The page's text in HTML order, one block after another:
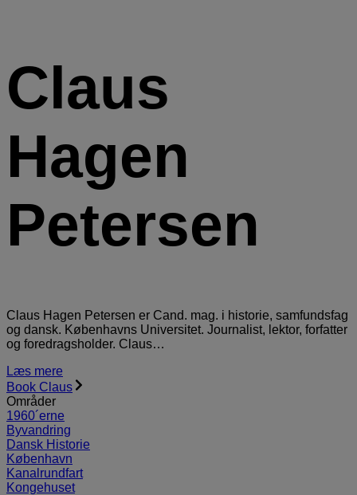
Claus
Hagen
Petersen
Claus Hagen Petersen er Cand. mag. i historie, samfundsfag
og dansk. Københavns Universitet. Journalist, lektor, forfatter
og foredragsholder. Claus…
Læs mere
Book Claus
Områder
1960´erne
Byvandring
Dansk Historie
København
Kanalrundfart
Kongehuset